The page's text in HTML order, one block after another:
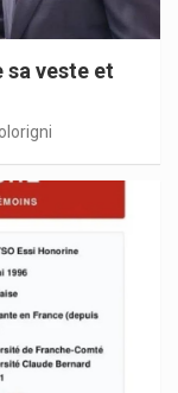
sa veste et